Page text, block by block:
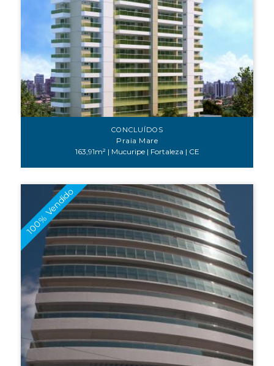
CONCLUÍDOS
Praia Mare
163,91m² | Mucuripe | Fortaleza | CE
100% Vendido